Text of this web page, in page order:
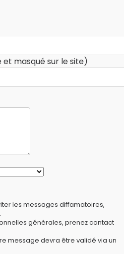
masqué sur le site)
les messages diffamatoires,
générales, prenez contact
message devra être validé via un